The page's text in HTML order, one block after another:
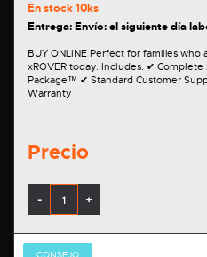
En stock10ks
Entrega: Envío: el siguiente día
BUY ONLINE Perfect for families who are ready to purchase their
xROVER today. Includes: ✔ Complete xROVER ADVENTURE Mobility
Package™ ✔ Standard Customer
Warranty
Precio
- +